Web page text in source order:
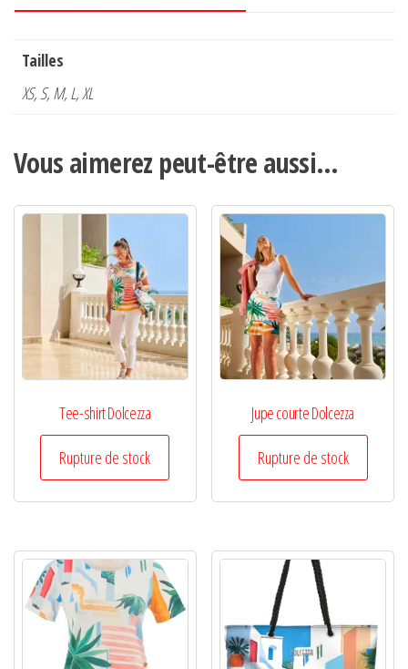
Tailles
XS, S, M, L, XL
Vous aimerez peut-être aussi…
Tee-shirt Dolcezza
Rupture de stock
Jupe courte Dolcezza
Rupture de stock